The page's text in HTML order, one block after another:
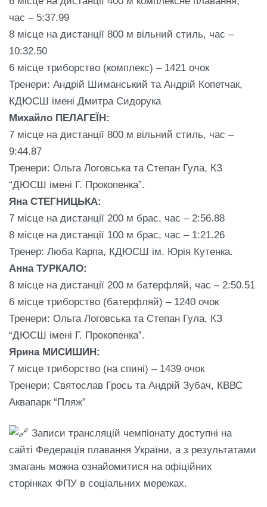
час – 5:37.99
8 місце на дистанції 800 м вільний стиль, час –
10:32.50
6 місце триборство (комплекс) – 1421 очок
Тренери: Андрій Шиманський та Андрій Копетчак,
КДЮСШ імені Дмитра Сидорука
Михайло ПЕЛАГЕЇН:
7 місце на дистанції 800 м вільний стиль, час –
9:44.87
Тренери: Ольга Логовська та Степан Гула, КЗ
“ДЮСШ імені Г. Прокопенка”.
Яна СТЕГНИЦЬКА:
7 місце на дистанції 200 м брас, час – 2:56.88
8 місце на дистанції 100 м брас, час – 1:21.26
Тренер: Люба Карпа, КДЮСШ ім. Юрія Кутенка.
Анна ТУРКАЛО:
8 місце на дистанції 200 м батерфляй, час – 2:50.51
6 місце триборство (батерфляй) – 1240 очок
Тренери: Ольга Логовська та Степан Гула, КЗ
“ДЮСШ імені Г. Прокопенка”.
Ярина МИСИШИН:
7 місце триборство (на спині) – 1439 очок
Тренери: Святослав Грось та Андрій Зубач, КВВС
Аквапарк “Пляж”
Записи трансляцій чемпіонату доступні на
сайті Федерація плавання України, а з результатами
змагань можна ознайомитися на офіційних
сторінках ФПУ в соціальних мережах.